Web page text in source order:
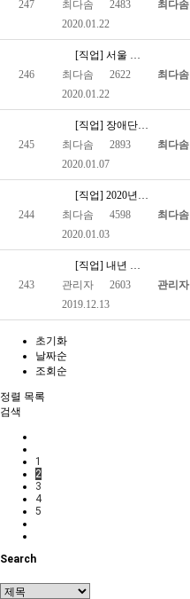
247
최다솜
2483
2020.01.22
최다솜
246
[직업] 서울 거주 장애인 ‘상반기 재택근로인 양성과정’ 교육생…
최다솜
2622
2020.01.22
최다솜
245
[직업] 장애단체 “중증장애인 일자리 개선하라”
최다솜
2893
2020.01.07
최다솜
244
[직업] 2020년 국가공무원 장애인 공채 338명 선발
최다솜
4598
2020.01.03
최다솜
243
[직업] 내년 중증장애인 근로지원인 5000명 확대
관리자
2603
2019.12.13
관리자
초기화
날짜순
조회순
정렬 목록
검색
1
2
3
4
5
Search